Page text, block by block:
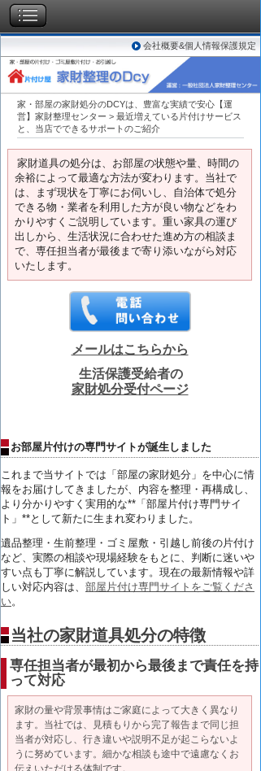
会社概要&個人情報保護規定
家・部屋の家財処分のDCYは、豊富な実績で安心【運
営】家財整理センター > 最近増えている片付けサービス
と、当店でできるサポートのご紹介
家財道具の処分は、お部屋の状態や量、時間の
余裕によって最適な方法が変わります。当社で
は、まず現状を丁寧にお伺いし、自治体で処分
できる物・業者を利用した方が良い物などをわ
かりやすくご説明しています。重い家具の運び
出しから、生活状況に合わせた進め方の相談ま
で、専任担当者が最後まで寄り添いながら対応
いたします。
メールはこちらから
生活保護受給者の
家財処分受付ページ
お部屋片付けの専門サイトが誕生しました
これまで当サイトでは「部屋の家財処分」 を中心に情
報をお届けしてきましたが、内容を整理・再構成し、
より分かりやすく実用的な**「部屋片付け専門サイ
ト」**として新たに生まれ変わりました。
遺品整理・生前整理・ゴミ屋敷・引越し前後の片付け
など、 実際の相談や現場経験をもとに、 判断に迷いや
すい点も丁寧に解説しています。 現在の最新情報や詳
しい対応内容は、 部屋片付け専門サイトをご覧くださ
い。
当社の家財道具処分の特徴
専任担当者が最初から最後まで責任を持
って対応
家財の量や背景事情はご家庭によって大きく異なり
ます。当社では、見積もりから完了報告まで同じ担
当者が対応し、行き違いや説明不足が起こらないよ
うに努めています。細かな相談も途中で遠慮なくお
伝えいただける体制です。